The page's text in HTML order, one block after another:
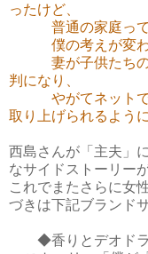
ったけど、
普通の家庭ってこ
僕の考えが変わ
妻が子供たちのた
判になり、
やがてネットで話
取り上げられるよう
西島さんが「主夫」
なサイドストーリー
これでまたさらに女
づきは下記ブランド
◆香りとデオドラ